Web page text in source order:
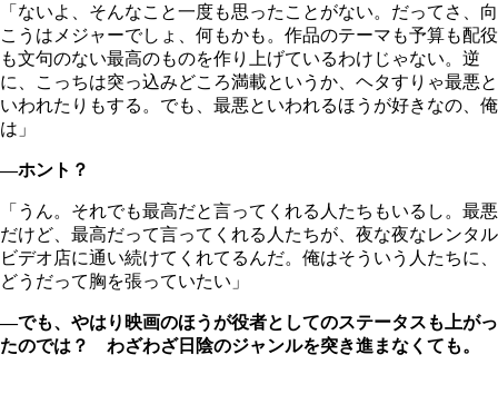
「ないよ、そんなこと一度も思ったことがない。だってさ、向
こうはメジャーでしょ、何もかも。作品のテーマも予算も配役
も文句のない最高のものを作り上げているわけじゃない。逆
に、こっちは突っ込みどころ満載というか、ヘタすりゃ最悪と
いわれたりもする。でも、最悪といわれるほうが好きなの、俺
は」
―ホント？
「うん。それでも最高だと言ってくれる人たちもいるし。最悪
だけど、最高だって言ってくれる人たちが、夜な夜なレンタル
ビデオ店に通い続けてくれてるんだ。俺はそういう人たちに、
どうだって胸を張っていたい」
―でも、やはり映画のほうが役者としてのステータスも上がっ
たのでは？ わざわざ日陰のジャンルを突き進まなくても。